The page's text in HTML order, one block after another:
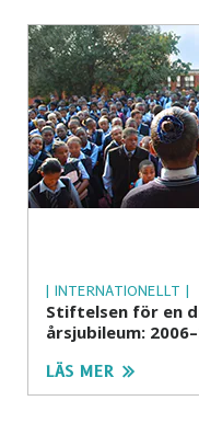
| INTERNATIONELLT |
Stiftelsen för en
årsjubileum:
LÄS MER